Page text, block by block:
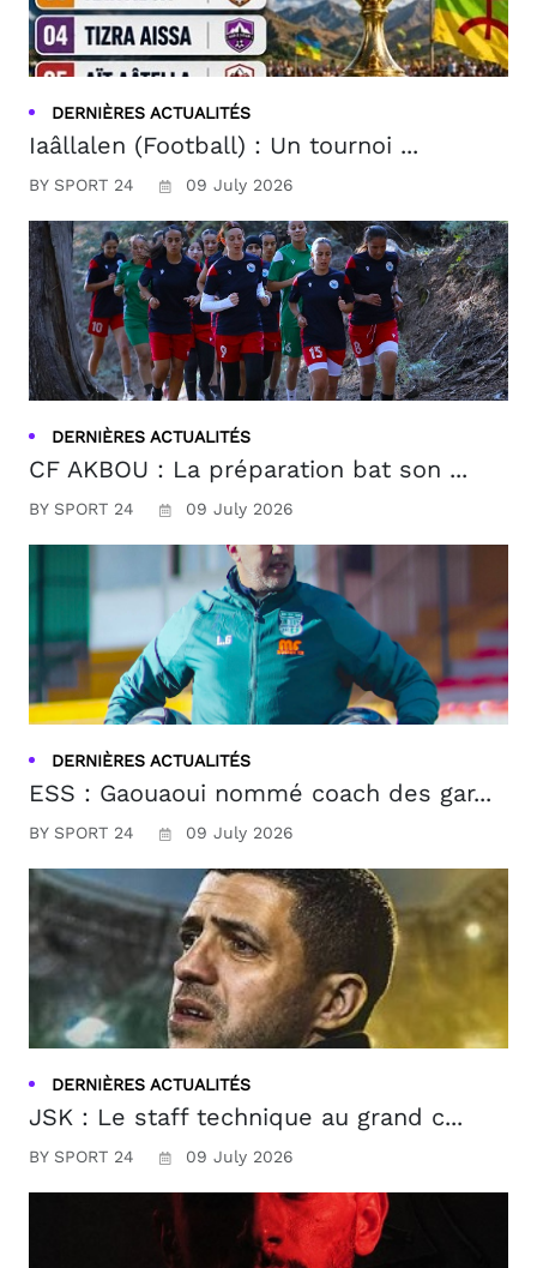
DERNIÈRES ACTUALITÉS
Iaâllalen (Football) : Un tournoi ...
BY SPORT 24 09 July 2026
DERNIÈRES ACTUALITÉS
CF AKBOU : La préparation bat son ...
BY SPORT 24 09 July 2026
DERNIÈRES ACTUALITÉS
ESS : Gaouaoui nommé coach des gar...
BY SPORT 24 09 July 2026
DERNIÈRES ACTUALITÉS
JSK : Le staff technique au grand c...
BY SPORT 24 09 July 2026